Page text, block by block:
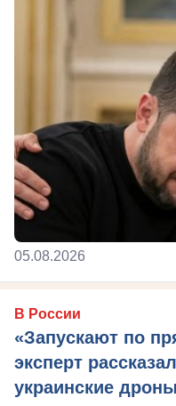
05.08.2026
В России
«Запускают по
эксперт
украинские